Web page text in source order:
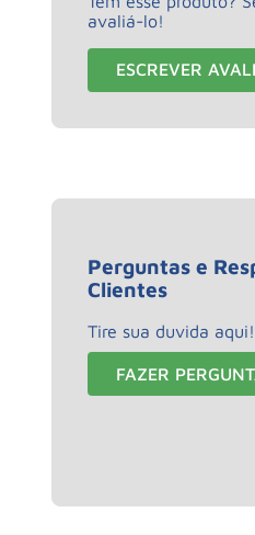
avaliá-lo!
ESCREVER
Perguntas e
Clientes
Tire sua duvida aqui!
FAZER